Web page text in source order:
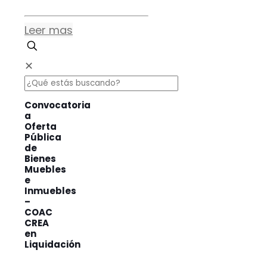
Leer mas
✕
Convocatoria
a
Oferta
Pública
de
Bienes
Muebles
e
Inmuebles
–
COAC
CREA
en
Liquidación